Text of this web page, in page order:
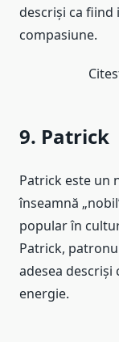
descriși ca fiind
compasiune.
9. Patrick
Patrick este un
înseamnă
popular în
Patrick,
adesea
energie.